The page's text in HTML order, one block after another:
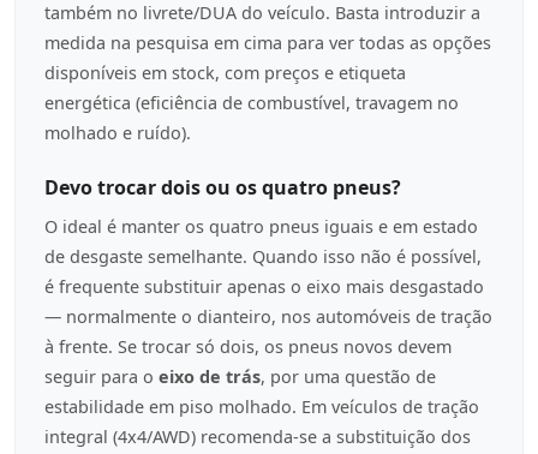
também no livrete/DUA do veículo. Basta introduzir a
medida na pesquisa em cima para ver todas as opções
disponíveis em stock, com preços e etiqueta
energética (eficiência de combustível, travagem no
molhado e ruído).
Devo trocar dois ou os quatro pneus?
O ideal é manter os quatro pneus iguais e em estado
de desgaste semelhante. Quando isso não é possível,
é frequente substituir apenas o eixo mais desgastado
— normalmente o dianteiro, nos automóveis de tração
à frente. Se trocar só dois, os pneus novos devem
seguir para o eixo de trás, por uma questão de
estabilidade em piso molhado. Em veículos de tração
integral (4x4/AWD) recomenda-se a substituição dos